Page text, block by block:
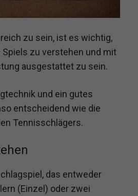
zu sein, ist es wichtig,
Spiels zu verstehen und mit
ausgestattet zu sein.
und ein gutes
entscheidend wie die
Tennisschlägers.
das entweder
(Einzel) oder zwei